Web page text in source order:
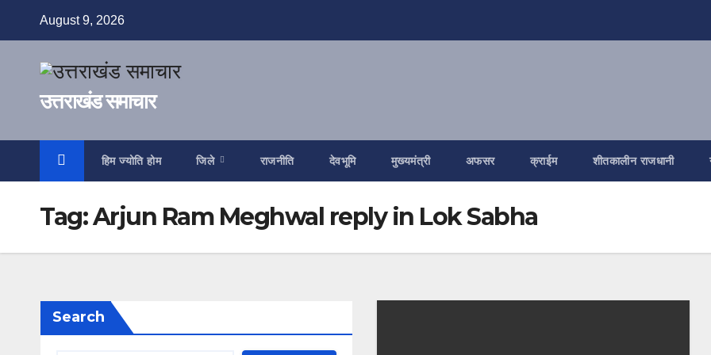
August 9, 2026
उत्तराखंड समाचार
हिम ज्योति होम जिले राजनीति देवभूमि मुख्यमंत्री अफसर क्राईम शीतकालीन राजधानी
Tag:Arjun Ram Meghwal reply in Lok Sabha
Search